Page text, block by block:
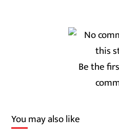
Be the
You may also like